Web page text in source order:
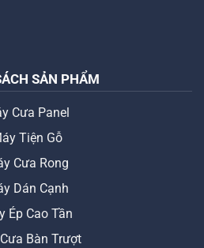
SẢN PHẨM
Cưa Panel
Tiện Gỗ
Cưa Rong
Dán Cạnh
Ép Cao Tần
Bàn Trượt